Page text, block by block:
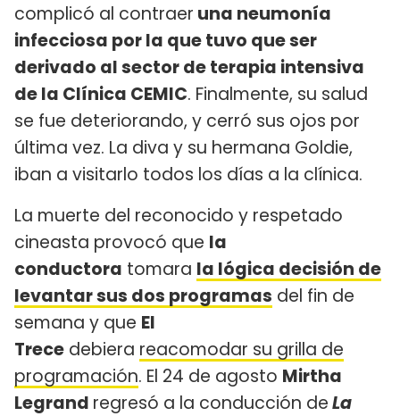
complicó al contraer una neumonía
infecciosa por la que tuvo que ser
derivado al sector de terapia intensiva
de la Clínica CEMIC. Finalmente, su salud
se fue deteriorando, y cerró sus ojos por
última vez. La diva y su hermana Goldie,
iban a visitarlo todos los días a la clínica.
La muerte del reconocido y respetado
cineasta provocó que la
conductora tomara la lógica decisión de
levantar sus dos programas del fin de
semana y que El
Trece debiera reacomodar su grilla de
programación. El 24 de agosto Mirtha
Legrand regresó a la conducción deLa